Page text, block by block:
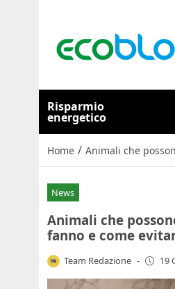
Risparmio
energetico
Home / Animali che
News
Animali che
fanno e come
Team Redazione - 19